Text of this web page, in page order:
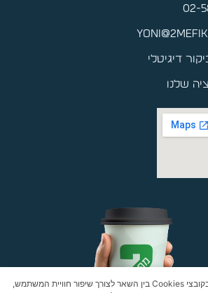
02-
דיגיטלי
שלנו
לידיעתך, אתר זה משתמש בקובצי Cookies בין השאר לצורך שיפור חוויית המשתמש,